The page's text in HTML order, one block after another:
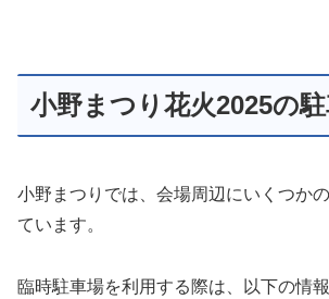
小野まつり花火2025の
小野まつりでは、会場周辺にいくつか
ています。
臨時駐車場を利用する際は、以下の情